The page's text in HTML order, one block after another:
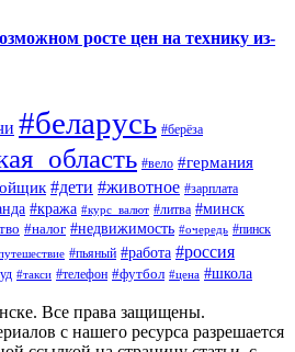
росте цен на технику из-
#беларусь #берёза
#вело #германия
#дети #животное #зарплата
#кража #курс_валют #литва #минск
#налог #недвижимость #очередь #пинск
#пьяный #работа #россия
#такси #телефон #футбол #цена #школа
Все права защищены.
с нашего ресурса разрешается